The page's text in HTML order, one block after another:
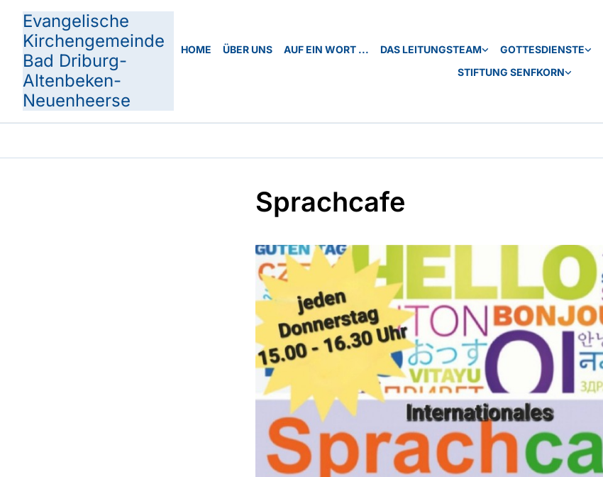
Evangelische
Kirchengemeinde
Bad Driburg-
Altenbeken-
Neuenheerse
HOME ÜBER UNS AUF EIN WORT ... DAS LEITUNGSTEAM GOTTESDIENSTE
STIFTUNG SENFKORN
Sprachcafe